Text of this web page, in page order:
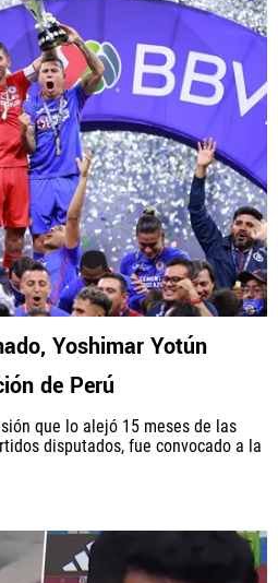
Yoshimar Yotún
de Perú
que lo alejó 15 meses de las
disputados, fue convocado a la